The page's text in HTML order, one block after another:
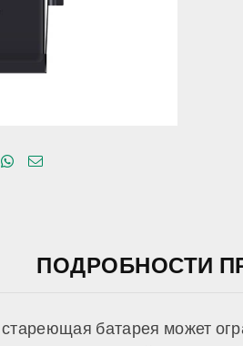
ПОДРОБНОСТИ
батарея может